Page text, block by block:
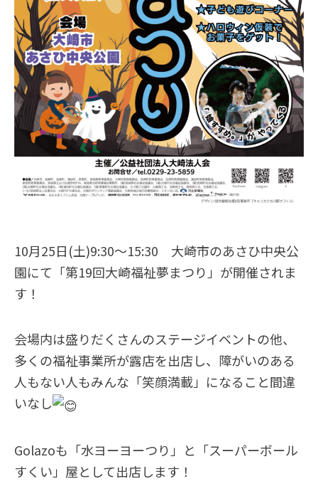
10月25日(土)9:30～15:30 大崎市のあさひ中央公
園にて「第19回大崎福祉夢まつり」が開催されま
す！
会場内は盛りだくさんのステージイベントの他、
多くの福祉事業所が露店を出店し、障がいのある
人もない人もみんな「笑顔満載」になること間違
いなし
Golazoも「水ヨーヨーつり」と「スーパーボール
すくい」屋として出店します！